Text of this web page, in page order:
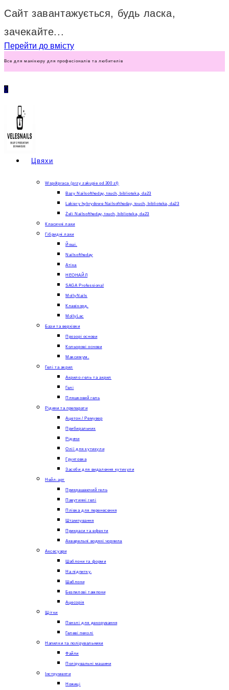
Сайт завантажується, будь ласка,
зачекайте...
Перейти до вмісту
Все для манікюру для професіоналів та любителів
0
Цвяхи
Współpraca (przy zakupie od 300 zł)
Bazy Nailsoftheday, touch, biblioteka, da23
Lakiery hybrydowe Nailsoftheday, touch, biblioteka, da23
Żeli Nailsoftheday, touch, biblioteka, da23
Класичні лаки
Гібридні лаки
Йоші.
Nailsoftheday
Атіка
НЕОНАЙЛ
SAGA Professional
MollyNails
Клавікорд.
MollyLac
Бази та верхівки
Прозорі основи
Кольорові основи
Максимум.
Гелі та акрил
Акрило-гель та акрил
Гелі
Пляшковий гель
Рідини та препарати
Ацетон / Ремувер
Прибиральник
Рідини
Олії для кутикули
Грунтовка
Засоби для видалення кутикули
Нейл-арт
Прикрашаючий гель
Павутинні гелі
Плівка для перенесення
Штампування
Прикраси та ефекти
Акварельні водяні чорнила
Аксесуари
Шаблони та форми
На підпитку.
Шаблони
Безпилові тампони
Ацесорія
Щітки
Пензлі для декорування
Гелеві пензлі
Напилки та полірувальники
Файли
Полірувальні машини
Інструменти
Ножиці